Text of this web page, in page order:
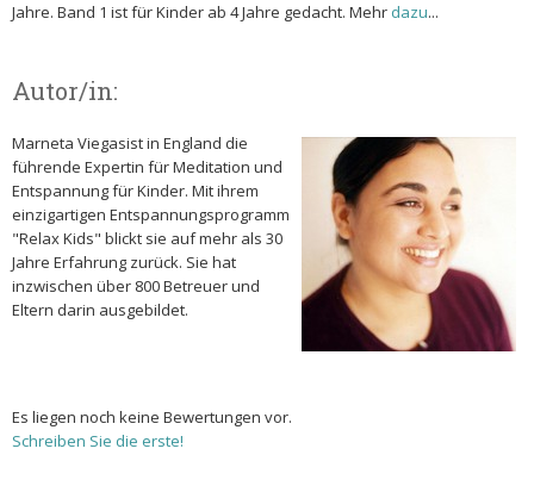
Jahre. Band 1 ist für Kinder ab 4 Jahre gedacht. Mehr dazu...
Autor/in:
Marneta Viegasist in England die
führende Expertin für Meditation und
Entspannung für Kinder. Mit ihrem
einzigartigen Entspannungsprogramm
"Relax Kids" blickt sie auf mehr als 30
Jahre Erfahrung zurück. Sie hat
inzwischen über 800 Betreuer und
Eltern darin ausgebildet.
Es liegen noch keine Bewertungen vor.
Schreiben Sie die erste!